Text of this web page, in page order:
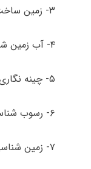
۳- زمین ساخت (تکتونیک)
۴- آب زمین ­شناسی
۵- چینه نگاری و دیرینه شناسی
۶- رسوب ­شناسی و سنگ ­شناسی رسوبی
۷- زمین ­شناسی نفت